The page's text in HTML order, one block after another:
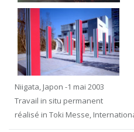
Niigata, Japon -1 mai 2003
Travail in situ permanent
réalisé in Toki Messe,